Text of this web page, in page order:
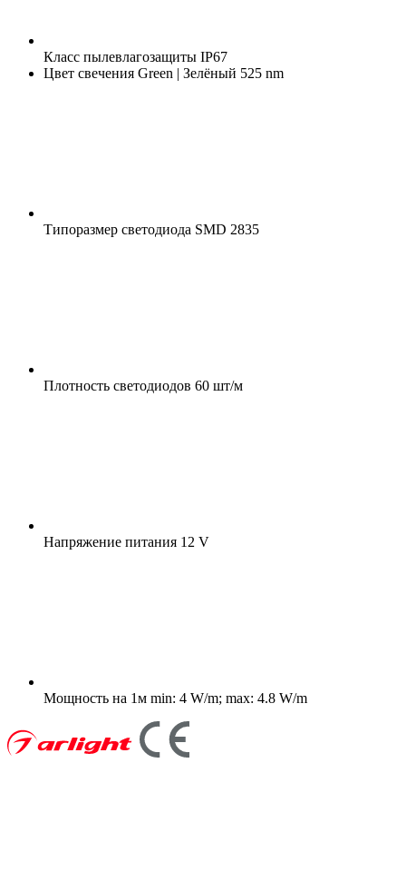
Класс пылевлагозащиты IP67
Цвет свечения Green | Зелёный 525 nm
Типоразмер светодиода SMD 2835
Плотность светодиодов 60 шт/м
Напряжение питания 12 V
Мощность на 1м min: 4 W/m; max: 4.8 W/m